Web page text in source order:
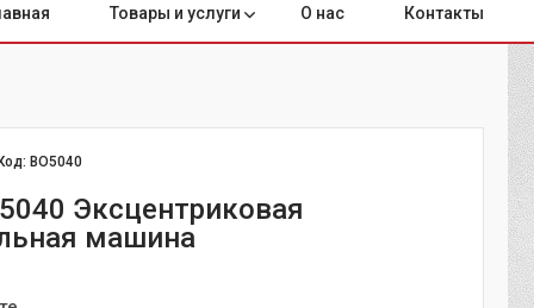
Товары и услуги О нас Контакты
BO5040
Эксцентриковая
машина